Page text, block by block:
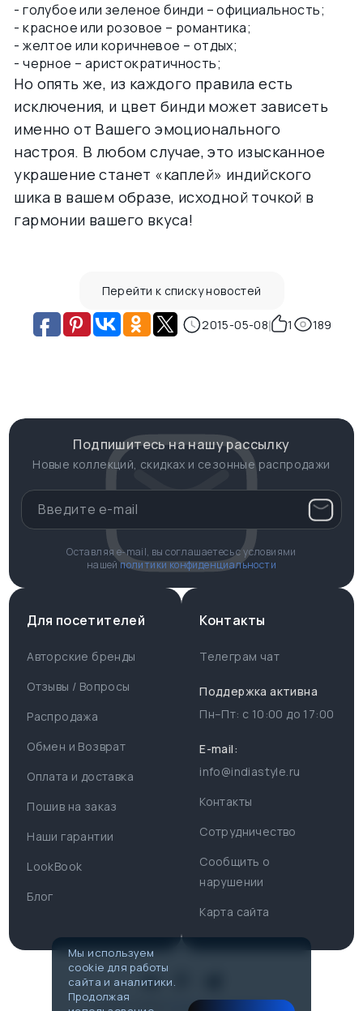
Контакты
Часы работы поддержки
Пн-Пт c 10:00 до 17:00
Telegram
E-mail
info@indiastyle.ru
Для пользователя
Информация
Наши гарантии
Контакты
Публичная оферта
Look Book
- голубое или зеленое бинди – официальность;
- красное или розовое – романтика;
- желтое или коричневое – отдых;
- черное – аристократичность;
Но опять же, из каждого правила есть
исключения, и цвет бинди может зависеть
именно от Вашего эмоционального
настроя. В любом случае, это изысканное
украшение станет «каплей» индийского
шика в вашем образе, исходной точкой в
гармонии вашего вкуса!
Перейти к списку новостей
2015-05-08 1 189
Мы используем
cookie для работы
сайта и аналитики.
Продолжая
Для посетителей
Авторские бренды
Отзывы / Вопросы
Распродажа
Обмен и Возврат
Оплата и доставка
Пошив на заказ
Наши гарантии
LookBook
Блог
Подпишитесь на нашу рассылку
Новые коллекций, скидках и сезонные распродажи
Оставляя e-mail, вы соглашаетесь с условиями
нашейполитики конфиденциальности
Контакты
Телеграм чат
Поддержка активна
Пн–Пт: с 10:00 до 17:00
E-mail:
info@indiastyle.ru
Контакты
Сотрудничество
Сообщить о
нарушении
Карта сайта
© 2007-2026 Публичная оферта